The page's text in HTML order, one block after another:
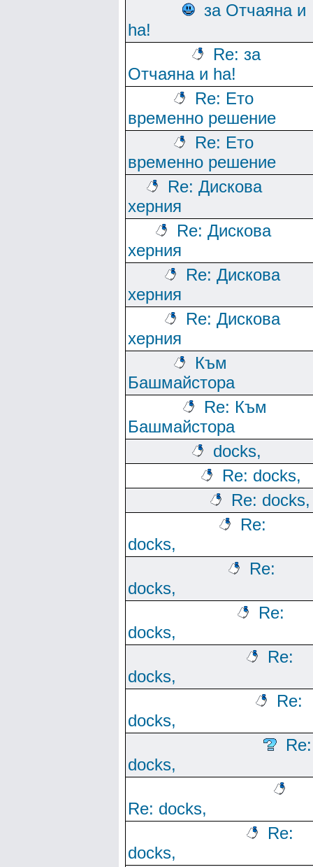
за Отчаяна и
ha!
Re: за
Отчаяна и ha!
Re: Ето
временно решение
Re: Ето
временно решение
Re: Дискова
херния
Re: Дискова
херния
Re: Дискова
херния
Re: Дискова
херния
Към
Башмайстора
Re: Към
Башмайстора
docks,
Re: docks,
Re: docks,
Re:
docks,
Re:
docks,
Re:
docks,
Re:
docks,
Re:
docks,
Re:
docks,
Re: docks,
Re:
docks,